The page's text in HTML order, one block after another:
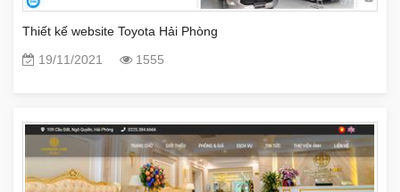
Thiết kế website Toyota Hải Phòng
19/11/2021
1555